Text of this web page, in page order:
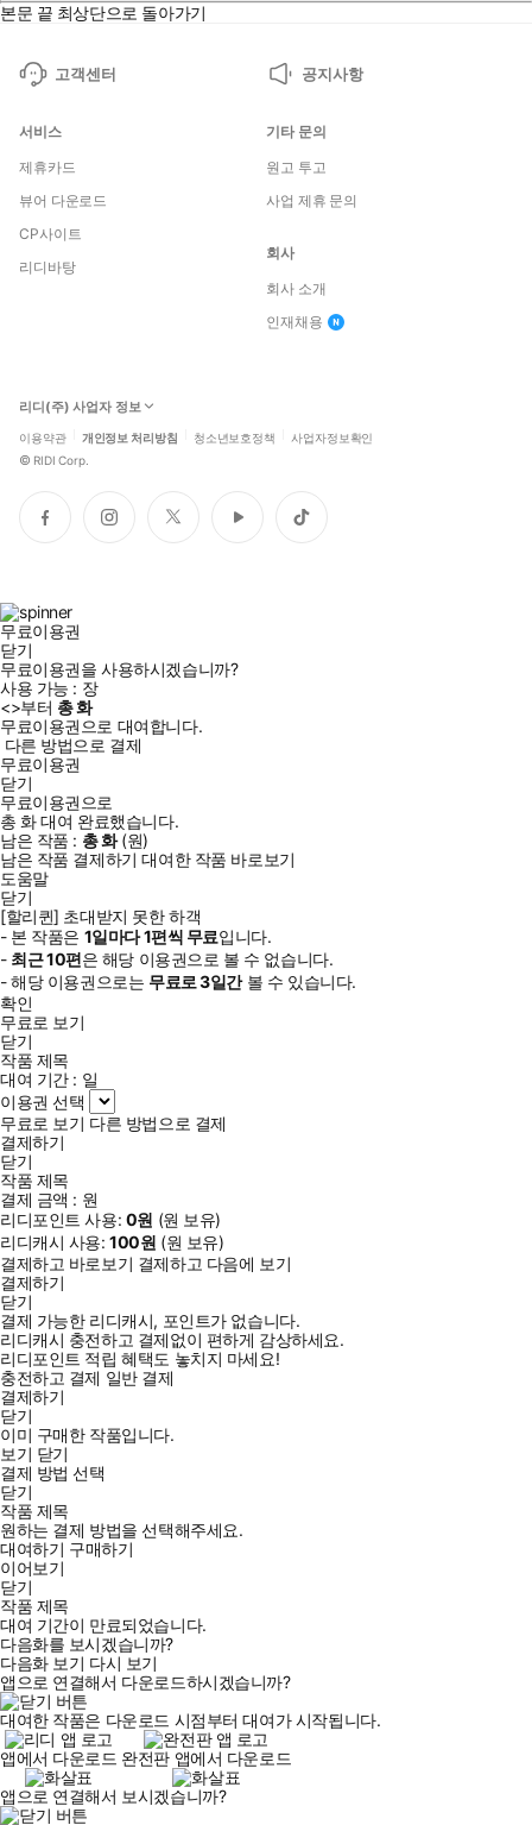
본문 끝 최상단으로 돌아가기
고객센터 공지사항
서비스
제휴카드
뷰어 다운로드
CP사이트
리디바탕
기타 문의
원고 투고
사업 제휴 문의
회사
회사 소개
인재채용
리디(주) 사업자 정보
이용약관 개인정보 처리방침 청소년보호정책 사업자정보확인
© RIDI Corp.
페
이
인
스
트
위
유
튜
틱
톡
무료이용권
닫기
무료이용권을 사용하시겠습니까?
사용 가능 : 장
<>부터 총화
무료이용권으로 대여합니다.
다른 방법으로 결제
무료이용권
닫기
무료이용권으로
총 화대여 완료했습니다.
남은 작품 : 총화(원)
남은 작품 결제하기 대여한 작품 바로보기
도움말
닫기
[할리퀸] 초대받지 못한 하객
- 본 작품은 1일마다1편씩 무료입니다.
- 최근10편은 해당 이용권으로 볼 수 없습니다.
- 해당 이용권으로는 무료로3일간볼 수 있습니다.
확인
무료로 보기
닫기
작품 제목
대여 기간 : 일
이용권 선택
무료로 보기 다른 방법으로 결제
결제하기
닫기
작품 제목
결제 금액 : 원
리디포인트 사용: 0원 (원 보유)
리디캐시 사용:100원 (원 보유)
결제하고 바로보기 결제하고 다음에 보기
결제하기
닫기
결제 가능한 리디캐시, 포인트가 없습니다.
리디캐시 충전하고 결제없이 편하게 감상하세요.
리디포인트 적립 혜택도 놓치지 마세요!
충전하고 결제 일반 결제
결제하기
닫기
이미 구매한 작품입니다.
보기 닫기
결제 방법 선택
닫기
작품 제목
원하는 결제 방법을 선택해주세요.
대여하기 구매하기
이어보기
닫기
작품 제목
대여 기간이 만료되었습니다.
다음화를 보시겠습니까?
다음화 보기 다시 보기
앱으로 연결해서 다운로드하시겠습니까?
대여한 작품은 다운로드 시점부터 대여가 시작됩니다.
앱에서 다운로드 완전판 앱에서 다운로드
앱으로 연결해서 보시겠습니까?